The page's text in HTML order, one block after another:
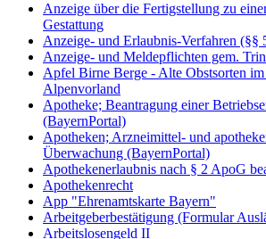
Anzeige über die Fertigstellung zu
Gestattung
Anzeige- und Erlaubnis-Verfahren
Anzeige- und Meldepflichten gem.
Apfel Birne Berge - Alte Obstsorten im
Alpenvorland
Apotheke; Beantragung einer
(BayernPortal)
Apotheken; Arzneimittel- und
Überwachung (BayernPortal)
Apothekenerlaubnis nach § 2 ApoG
Apothekenrecht
App "Ehrenamtskarte Bayern"
Arbeitgeberbestätigung (Formular
Arbeitslosengeld II